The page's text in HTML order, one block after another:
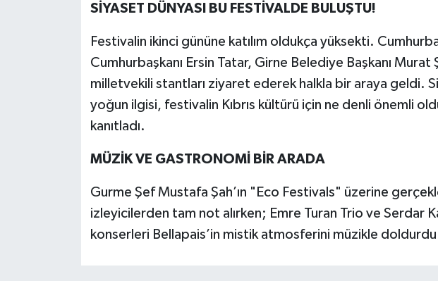
SİYASET DÜNYASI BU FESTİVALDE BULUŞTU!
Festivalin ikinci gününe katılım oldukça yüksekti.
Cumhurbaşkanı Ersin Tatar, Girne Belediye Başkanı Murat
milletvekili stantları ziyaret ederek halkla bir araya geldi.
yoğun ilgisi, festivalin Kıbrıs kültürü için ne denli önemli
kanıtladı.
MÜZİK VE GASTRONOMİ BİR ARADA
Gurme Şef Mustafa Şah’ın "Eco Festivals" üzerine
izleyicilerden tam not alırken; Emre Turan Trio ve Serdar
konserleri Bellapais’in mistik atmosferini müzikle